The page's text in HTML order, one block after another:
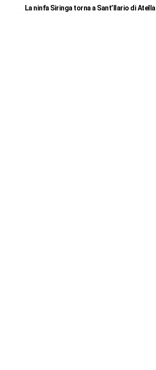
La ninfa Siringa torna a Sant’Ilario di Atella